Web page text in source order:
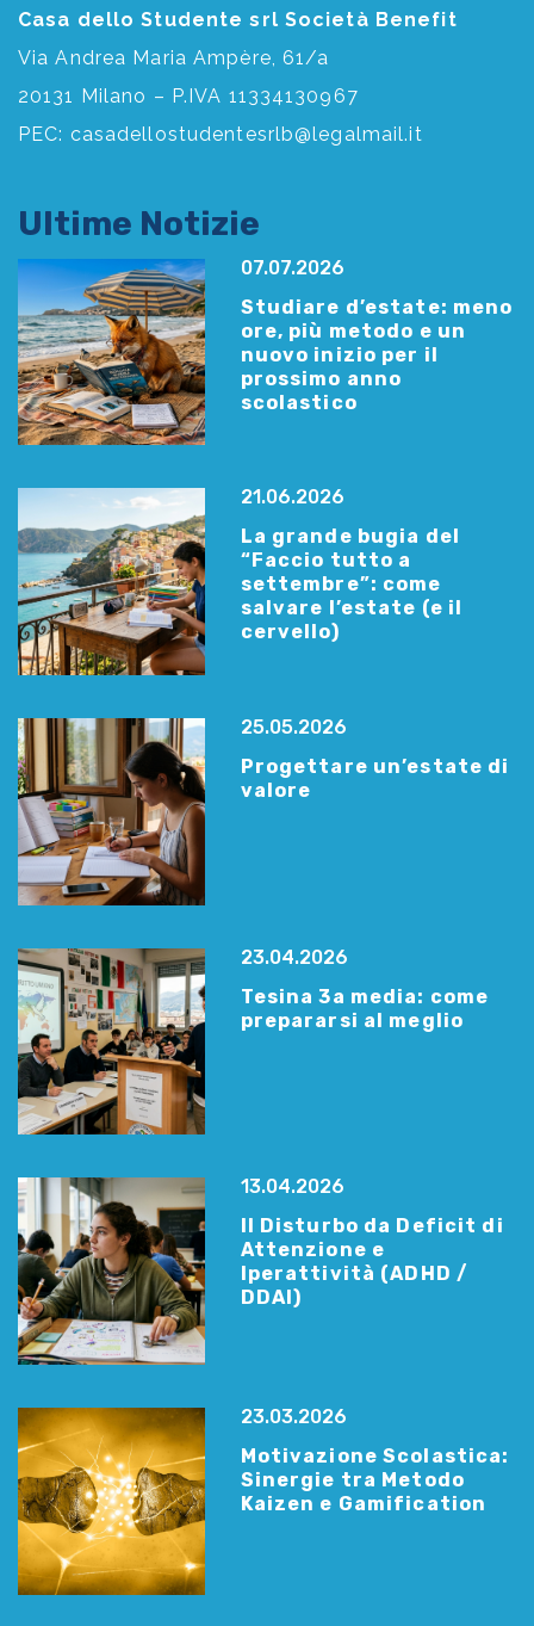
Casa dello Studente srl Società Benefit
Via Andrea Maria Ampère, 61/a
20131 Milano – P.IVA 11334130967
PEC: casadellostudentesrlb@legalmail.it
Ultime Notizie
07.07.2026
Studiare d’estate: meno
ore, più metodo e un
nuovo inizio per il
prossimo anno
scolastico
21.06.2026
La grande bugia del
“Faccio tutto a
settembre”: come
salvare l’estate (e il
cervello)
25.05.2026
Progettare un’estate di
valore
23.04.2026
Tesina 3a media: come
prepararsi al meglio
13.04.2026
Il Disturbo da Deficit di
Attenzione e
Iperattività (ADHD /
DDAI)
23.03.2026
Motivazione Scolastica:
Sinergie tra Metodo
Kaizen e Gamification